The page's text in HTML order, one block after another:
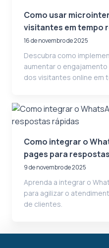
Como usar
visitantes em tempo
16 de novembro de 2025
Descubra como
aumentar o
dos visitantes online em
Como integrar o
pages para
9 de novembro de 2025
Aprenda a integrar o
para agilizar o
de clientes.